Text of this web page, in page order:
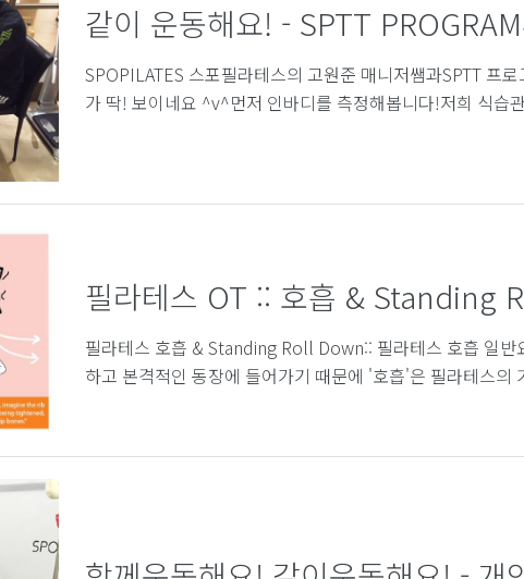
같이 운동해요! - SPTT
SPOPILATES 스포필라테스의 고원준 매니저쌤과SPTT 프
가 딱! 보이네요 ^v^​먼저 인바디를 측정해봅니다!저희 식습
필라테스 OT :: 호흡 & Standing
필라테스 호흡 & Standing Roll Down:: 필라테스 호흡 일반
하고 본격적인 동장에 들어가기 때문에 '호흡'은 필라테스의